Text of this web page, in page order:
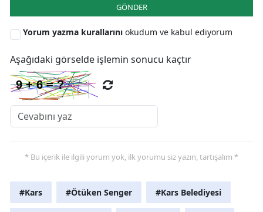
GÖNDER
Yorum yazma kurallarını okudum ve kabul ediyorum
Aşağıdaki görselde işlemin sonucu kaçtır
* Bu içerik ile ilgili yorum yok, ilk yorumu siz yazın, tartışalım *
#Kars #Ötüken Senger #Kars Belediyesi